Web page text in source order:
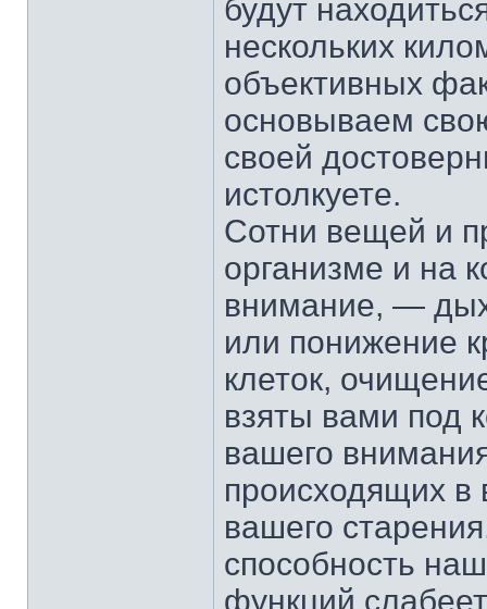
будут
нескольких
объективных
основываем
своей
истолкуете.
Сотни вещей и
организме и на
внимание, —
или понижение
клеток,
взяты вами под
вашего
происходящих в
вашего
способность
функций